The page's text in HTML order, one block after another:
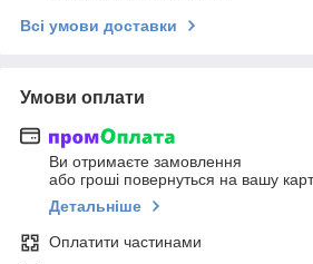
Всі умови доставки
Умови оплати
Ви отримаєте замовлення
або гроші повернуться на вашу
Детальніше
Оплатити частинами